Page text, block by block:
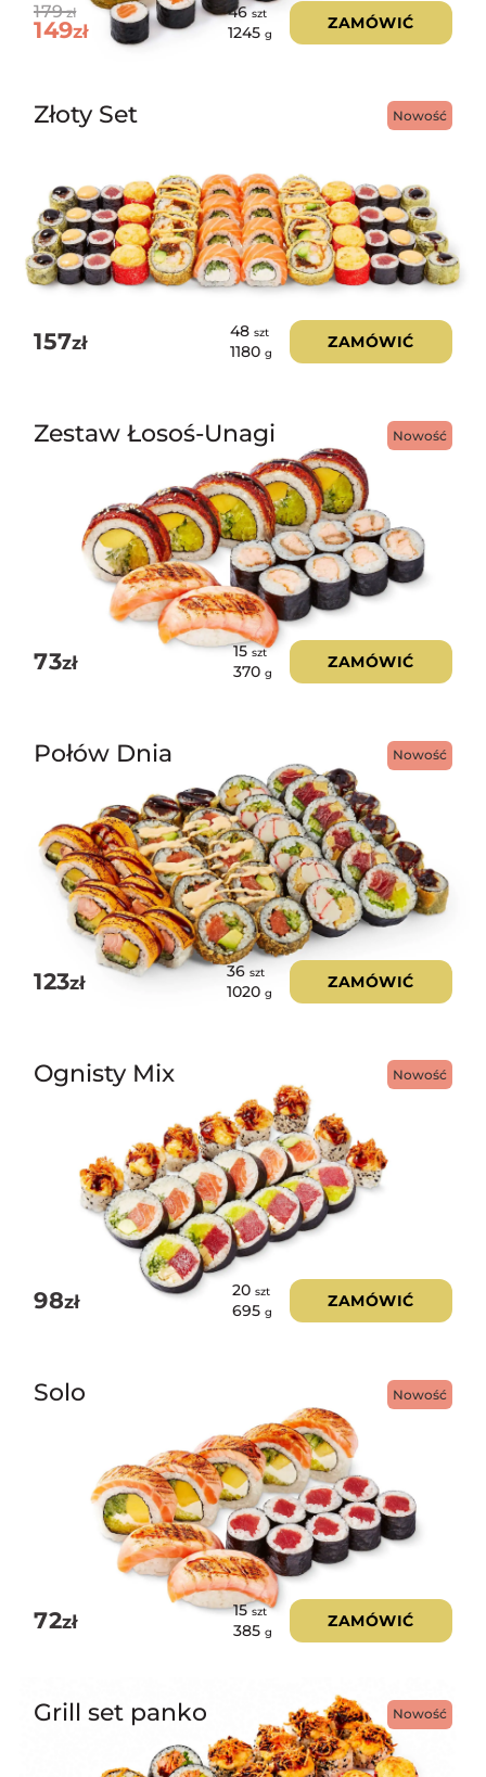
179zł
149zł
46szt
1245 g
ZAMÓWIĆ
Nowość
Złoty Set
157zł
48 szt
1180 g
ZAMÓWIĆ
Nowość
Zestaw Łosoś-Unagi
73zł
15szt
370 g
ZAMÓWIĆ
Nowość
Połów Dnia
123zł
36 szt
1020 g
ZAMÓWIĆ
Nowość
Ognisty Mix
98zł
20 szt
695 g
ZAMÓWIĆ
Nowość
Solo
72zł
15szt
385 g
ZAMÓWIĆ
Nowość
Grill set panko